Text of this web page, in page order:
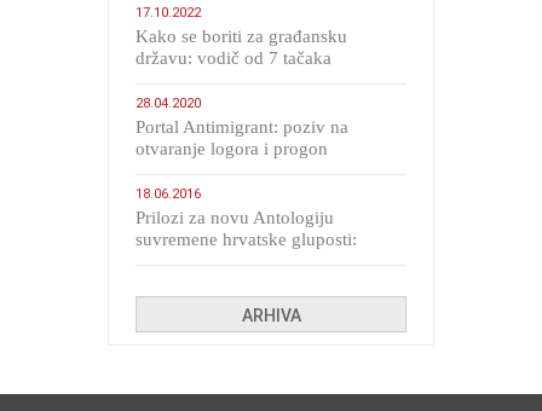
17.10.2022
Kako se boriti za građansku
državu: vodič od 7 tačaka
28.04.2020
Portal Antimigrant: poziv na
otvaranje logora i progon
18.06.2016
Prilozi za novu Antologiju
suvremene hrvatske gluposti:
ARHIVA